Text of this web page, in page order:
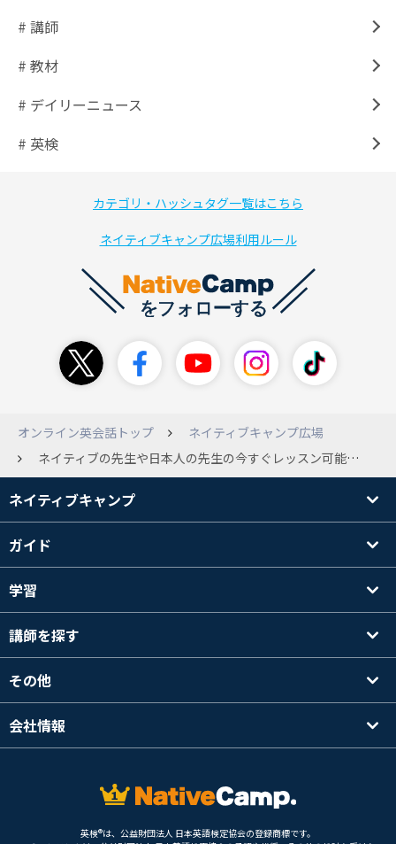
# 講師
# 教材
# デイリーニュース
# 英検
カテゴリ・ハッシュタグ一覧はこちら
ネイティブキャンプ広場利用ルール
オンライン英会話トップ
ネイティブキャンプ広場
ネイティブの先生や日本人の先生の今すぐレッスン可能がかなり増えてきて、こんなに贅沢なレッスン受け放題って凄すぎます。私は、入会する前は、レッスン取り放題だから、どの先生に当たるか全くわからないシステムだと思っていたので実際始めたら、自分で選べるので驚きました。まえに他のオンライン英会話していて、一日一回で同じ価格でした。更に先生の質ははるかにこちらのほうが上です。値上げもありましたがこれだけの内容をこの価格で提供できる事につくづく驚きます。オフィスの先生が看板講師なので先生方のハードワークあってのネイティブキャンプですね、ありがとうございます
ネイティブキャンプ
ガイド
学習
講師を探す
その他
会社情報
英検®は、公益財団法人 日本英語検定協会の登録商標です。